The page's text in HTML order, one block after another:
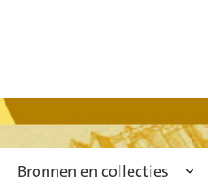
Bronnen en collecties